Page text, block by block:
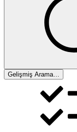
Gelişmiş Arama…